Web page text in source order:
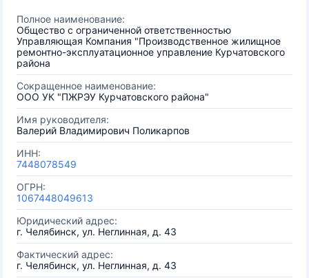
Полное наименование:
Общество с ограниченной ответственностью
Управляющая Компания "Производственное жилищное
ремонтно-эксплуатационное управление Курчатовского
района
Сокращенное наименование:
ООО УК "ПЖРЭУ Курчатовского района"
Имя руководителя:
Валерий Владимирович Поликарпов
ИНН:
7448078549
ОГРН:
1067448049613
Юридический адрес:
г. Челябинск, ул. Неглинная, д. 43
Фактический адрес:
г. Челябинск, ул. Неглинная, д. 43